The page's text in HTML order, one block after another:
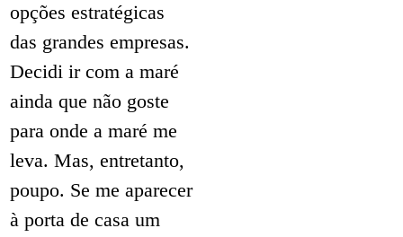
opções estratégicas
das grandes empresas.
Decidi ir com a maré
ainda que não goste
para onde a maré me
leva. Mas, entretanto,
poupo. Se me aparecer
à porta de casa um